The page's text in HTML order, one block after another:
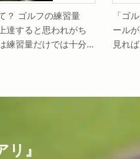
？ ゴルフの練習量
達すると思われがち
練習量だけでは十分...
「ゴ
ール
見れ
』